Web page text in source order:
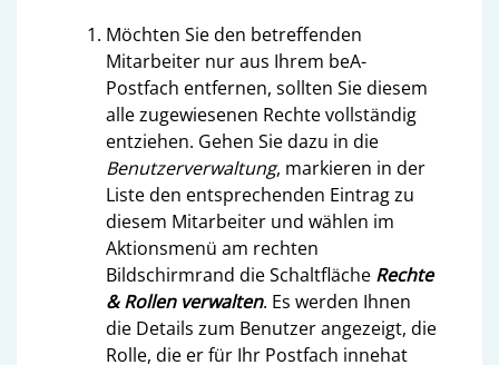
Möchten Sie den betreffenden
Mitarbeiter nur aus Ihrem beA-
Postfach entfernen, sollten Sie diesem
alle zugewiesenen Rechte vollständig
entziehen. Gehen Sie dazu in die
Benutzerverwaltung, markieren in der
Liste den entsprechenden Eintrag zu
diesem Mitarbeiter und wählen im
Aktionsmenü am rechten
Bildschirmrand die Schaltfläche Rechte
& Rollen verwalten. Es werden Ihnen
die Details zum Benutzer angezeigt, die
Rolle, die er für Ihr Postfach innehat